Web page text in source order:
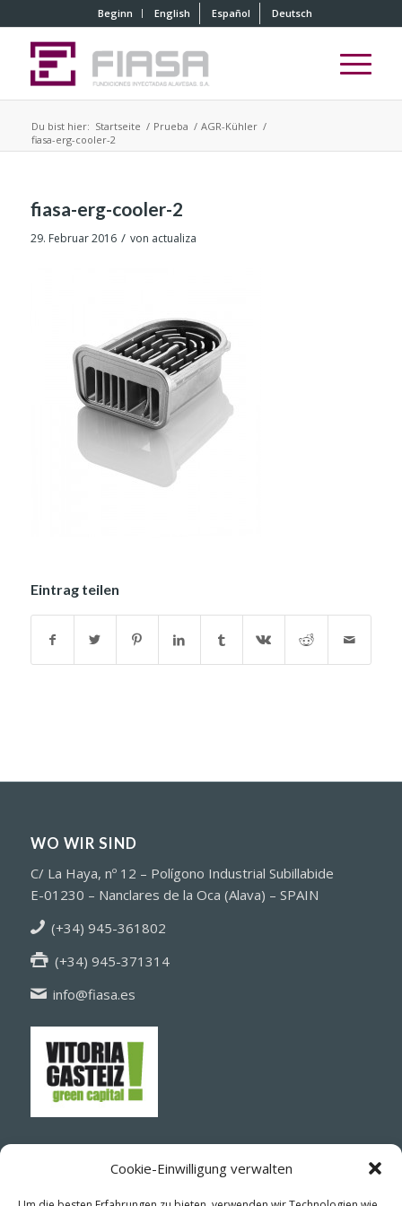
Cookie-Einwilligung verwalten
Beginn English Español Deutsch
Du bist hier: Startseite / Prueba / AGR-Kühler /
fiasa-erg-cooler-2
fiasa-erg-cooler-2
29. Februar 2016 / von actualiza
Eintrag teilen
WO WIR SIND
C/ La Haya, nº 12 – Polígono Industrial Subillabide
E-01230 – Nanclares de la Oca (Alava) – SPAIN
(+34) 945-361802
(+34) 945-371314
info@fiasa.es